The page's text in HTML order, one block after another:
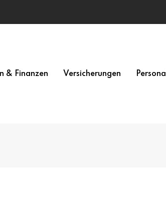
& Finanzen Versicherungen Personal